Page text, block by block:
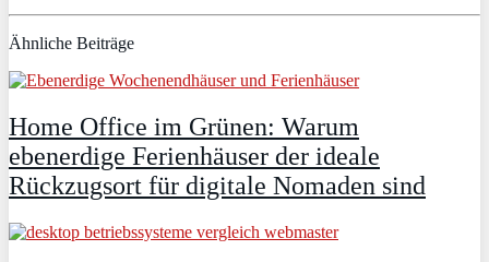
Ähnliche Beiträge
Home Office im Grünen: Warum
ebenerdige Ferienhäuser der ideale
Rückzugsort für digitale Nomaden sind